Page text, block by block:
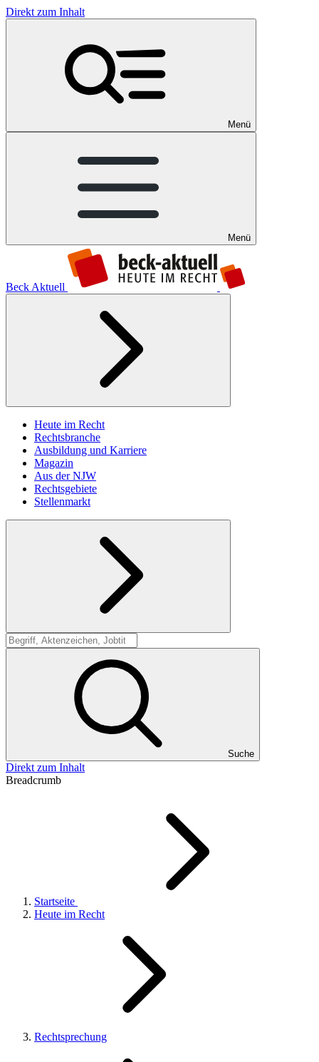
Direkt zum Inhalt
Menü
Menü
Beck Aktuell
Heute im Recht
Rechtsbranche
Ausbildung und Karriere
Magazin
Aus der NJW
Rechtsgebiete
Stellenmarkt
Suche
Suche
Direkt zum Inhalt
Breadcrumb
Startseite
Heute im Recht
Rechtsprechung